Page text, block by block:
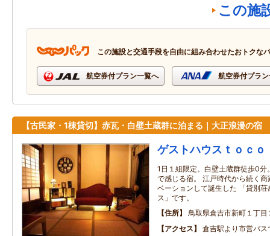
この施
この施設と交通手段を自由に組み合わせたおトクな
航空券付プラン一覧へ 航空券付プラ
【古民家・1棟貸切】赤瓦・白壁土蔵群に泊まる｜大正浪漫の宿
ゲストハウスｔｏｃｏ
1日１組限定。白壁土蔵群徒歩0
で感じる宿。 江戸時代から続く
ベーションして誕生した 「貸別
ス」です。
住所
鳥取県倉吉市新町１丁目
アクセス
倉吉駅より市営バス